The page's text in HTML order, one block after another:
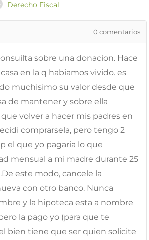
Derecho Fiscal
0 comentarios
sobre una donacion. Hace
en la q habiamos vivido. es
muchisimo su valor desde que
de mantener y sobre ella
volver a hacer mis padres en
comprarsela, pero tengo 2
el que yo pagaria lo que
mensual a mi madre durante 25
este modo, cancele la
con otro banco. Nunca
y la hipoteca esta a nombre
la pago yo (para que te
bien tiene que ser quien solicite